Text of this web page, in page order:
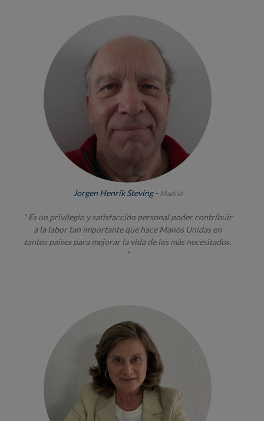
Jorgen Henrik Steving - Madrid
" Es un privilegio y satisfacción personal poder contribuir
a la labor tan importante que hace Manos Unidas en
tantos países para mejorar la vida de los más necesitados.
"